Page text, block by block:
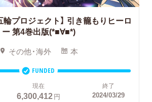
輪プロジェクト】 引き籠もりヒーロ
ー 第4巻出版(*■∀■*)
その他・海外 本
FUNDED
現在
6,300,412円
終了
2024/03/29